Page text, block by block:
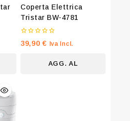
Coperta Elettrica
Tristar BW-4781
0
su
39,90€ Iva Incl.
AGG. AL
our new arrivals, exclusive
agree to our privacy policy.
this popup again